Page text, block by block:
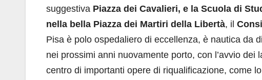
suggestiva Piazza dei Cavalieri, e la Scuola di
nella bella Piazza dei Martiri della Libertà, il
Pisa è polo ospedaliero di eccellenza, è nautica da
nei prossimi anni nuovamente porto, con l’avvio
centro di importanti opere di riqualificazione, come